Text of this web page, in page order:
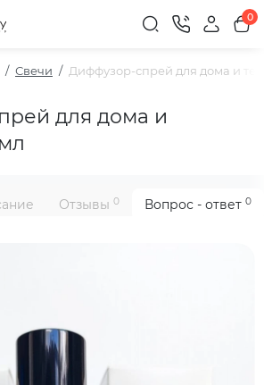
0
Свечи Диффузор-спрей для дома и
для дома и
Отзывы 0 Вопрос - ответ 0